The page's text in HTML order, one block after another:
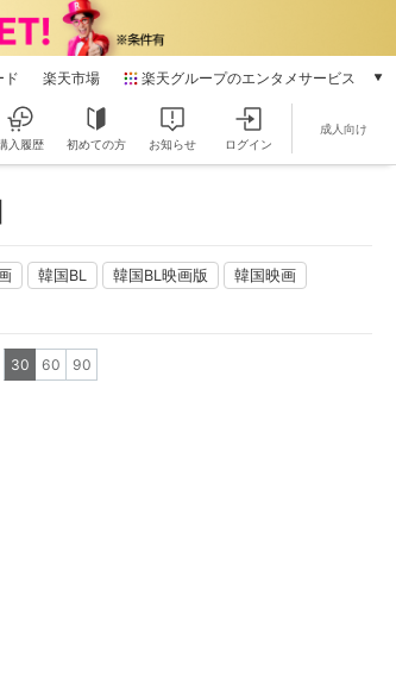
ド 楽天市場 楽天グループのエンタメサービス
本/ゲーム/CD/DVD
雑誌読み放題
動画配信
入履歴 初めての方 お知らせ ログイン
成人向け
韓国BL 韓国BL映画版
韓国映画
30 60 90